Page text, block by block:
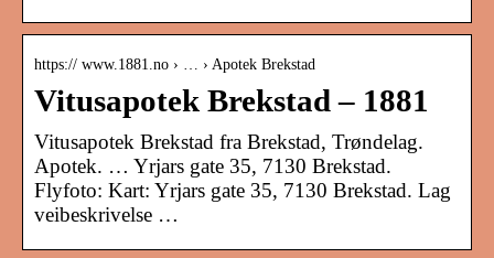
https:// www.1881.no › … › Apotek Brekstad
Vitusapotek Brekstad – 1881
Vitusapotek Brekstad fra Brekstad, Trøndelag.
Apotek. … Yrjars gate 35, 7130 Brekstad.
Flyfoto: Kart: Yrjars gate 35, 7130 Brekstad. Lag
veibeskrivelse …